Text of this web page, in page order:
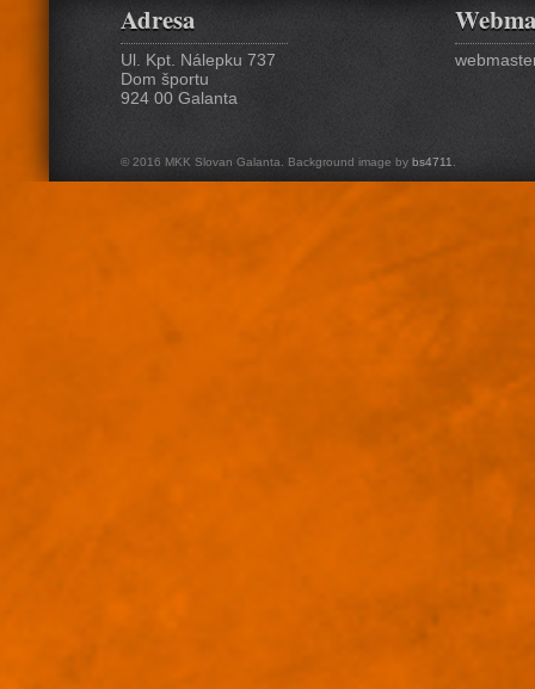
Adresa
Ul. Kpt. Nálepku 737
Dom športu
924 00 Galanta
© 2016 MKK Slovan Galanta. Background image by bs4711